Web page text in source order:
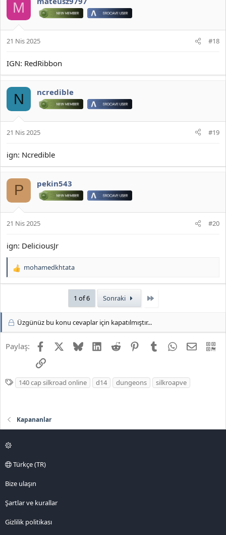
M
21 Nis 2025 #18
IGN: RedRibbon
N ncredible
21 Nis 2025 #19
ign: Ncredible
P pekin543
21 Nis 2025 #20
ign: DeliciousJr
T
e
r
:
mohamedkhtata
1 of 6 Sonraki
Üzgünüz bu konu cevaplar için kapatılmıştır...
Paylaş: Facebook BlueskyLinkedIn
Reddit PinterestTumblr WhatsApp
E-posta
Link
E
e
r
140 cap silkroad online d14 dungeons silkroapve
Kapananlar
Türkçe (TR)
Bize ulaşın
Şartlar ve kurallar
Gizlilik politikası